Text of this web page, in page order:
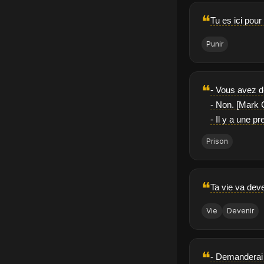
❝Tu es ici
Punir
❝- Vous avez
- Non. [Mark
- Il y a une
Prison
❝Ta vie va
Vie Devenir
❝-